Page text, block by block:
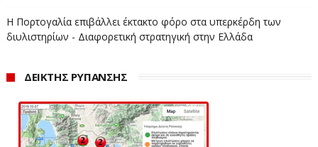
Η Πορτογαλία επιβάλλει έκτακτο φόρο στα υπερκέρδη των
διυλιστηρίων - Διαφορετική στρατηγική στην Ελλάδα
ΔΕΙΚΤΗΣ ΡΥΠΑΝΣΗΣ